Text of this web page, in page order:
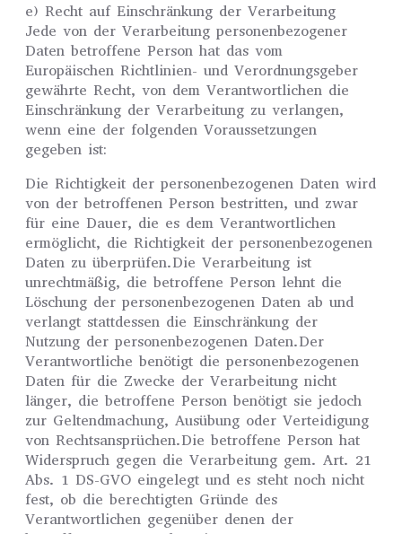
e) Recht auf Einschränkung der Verarbeitung
Jede von der Verarbeitung personenbezogener
Daten betroffene Person hat das vom
Europäischen Richtlinien- und Verordnungsgeber
gewährte Recht, von dem Verantwortlichen die
Einschränkung der Verarbeitung zu verlangen,
wenn eine der folgenden Voraussetzungen
gegeben ist:
Die Richtigkeit der personenbezogenen Daten wird
von der betroffenen Person bestritten, und zwar
für eine Dauer, die es dem Verantwortlichen
ermöglicht, die Richtigkeit der personenbezogenen
Daten zu überprüfen.Die Verarbeitung ist
unrechtmäßig, die betroffene Person lehnt die
Löschung der personenbezogenen Daten ab und
verlangt stattdessen die Einschränkung der
Nutzung der personenbezogenen Daten.Der
Verantwortliche benötigt die personenbezogenen
Daten für die Zwecke der Verarbeitung nicht
länger, die betroffene Person benötigt sie jedoch
zur Geltendmachung, Ausübung oder Verteidigung
von Rechtsansprüchen.Die betroffene Person hat
Widerspruch gegen die Verarbeitung gem. Art. 21
Abs. 1 DS-GVO eingelegt und es steht noch nicht
fest, ob die berechtigten Gründe des
Verantwortlichen gegenüber denen der